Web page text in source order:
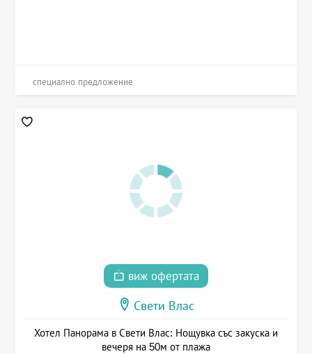
специално предложение
виж офертата
Свети Влас
Хотел Панорама в Свети Влас: Нощувка със закуска и
вечеря на 50м от плажа